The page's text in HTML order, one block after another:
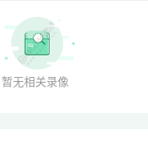
暂无相关录像